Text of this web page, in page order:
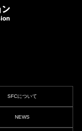
SFCについて
NEWS